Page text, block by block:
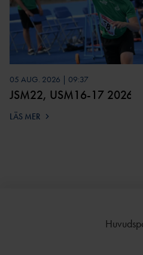
05 AUG. 2026 | 09:37
JSM22, USM16-17 2026
LÄS MER